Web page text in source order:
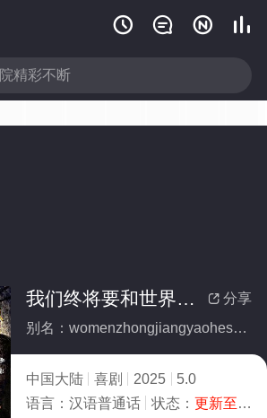
   
 分享
我们终将要和世界握手言和
别名：womenzhongjiangyaoheshijiewoshouyanhe
中国大陆 喜剧 2025
5.0
语言： 汉语普通话 状态： 更新至HD/高清